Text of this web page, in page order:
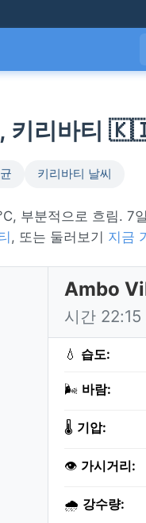
키리바티
키리바티 날씨
부분적으로 흐림. 7
, 또는 둘러보기 지금
Ambo
시간 22:15
💧 습도:
🌬️ 바람:
🌡️ 기압:
👁️ 가시거리:
🌧️ 강수량: